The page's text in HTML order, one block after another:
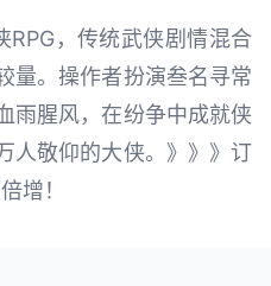
RPG，传统武侠剧情混合
量。操作者扮演叁名寻常
雨腥风，在纷争中成就侠
人敬仰的大侠。》》》订
增！